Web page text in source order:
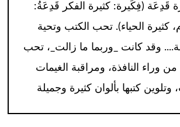
قَدِعَة (فِكِّيرة: كثيرة الفكر قَدِعَةُ:
كثيرة الحياء). تحب الكتب وتحية
وقد كانت _وربما ما زالت_، تحب
من وراء النافذة، ومراقبة الغيمات
وتلوين كتبها بألوان كثيرة وجميلة